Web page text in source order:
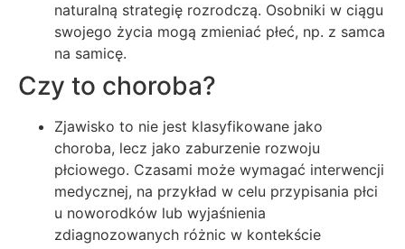
naturalną strategię rozrodczą. Osobniki w ciągu
swojego życia mogą zmieniać płeć, np. z samca
na samicę.
Czy to choroba?
Zjawisko to nie jest klasyfikowane jako
choroba, lecz jako zaburzenie rozwoju
płciowego. Czasami może wymagać interwencji
medycznej, na przykład w celu przypisania płci
u noworodków lub wyjaśnienia
zdiagnozowanych różnic w kontekście